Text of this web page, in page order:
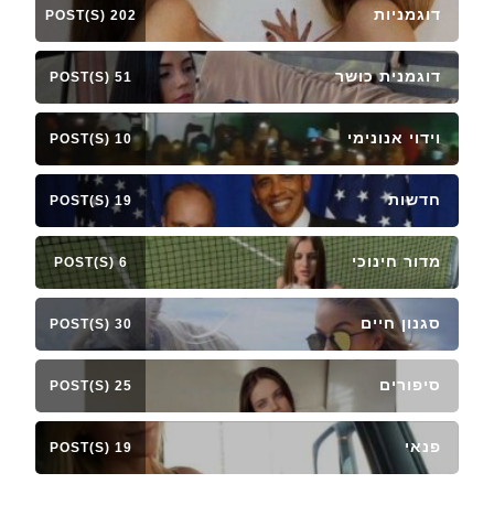
דוגמניות 202 POST(S)
דוגמנית כושר 51 POST(S)
וידוי אנונימי 10 POST(S)
חדשות 19 POST(S)
מדור חינוכי 6 POST(S)
סגנון חיים 30 POST(S)
סיפורים 25 POST(S)
פנאי 19 POST(S)